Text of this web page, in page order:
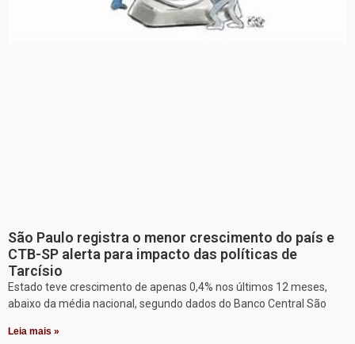
São Paulo registra o menor crescimento do país e
CTB-SP alerta para impacto das políticas de
Tarcísio
Estado teve crescimento de apenas 0,4% nos últimos 12 meses,
abaixo da média nacional, segundo dados do Banco Central São
Leia mais »